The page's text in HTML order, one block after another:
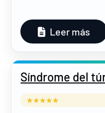
Leer más
Síndrome del